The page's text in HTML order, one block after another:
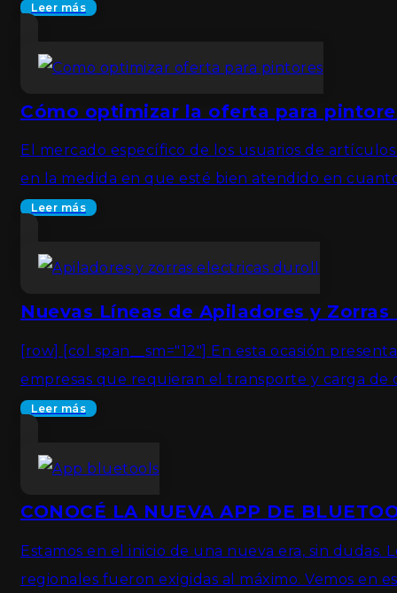
Leer más
Cómo optimizar la oferta para
El mercado específico de los usuarios de
en la medida en que esté bien atendido en
Leer más
Nuevas Líneas de Apiladores y
[row] [col span__sm="12"] En esta ocasión
empresas que requieran el transporte y carga de
Leer más
CONOCÉ LA NUEVA APP DE
Estamos en el inicio de una nueva era, sin
regionales fueron exigidas al máximo. Vemos en